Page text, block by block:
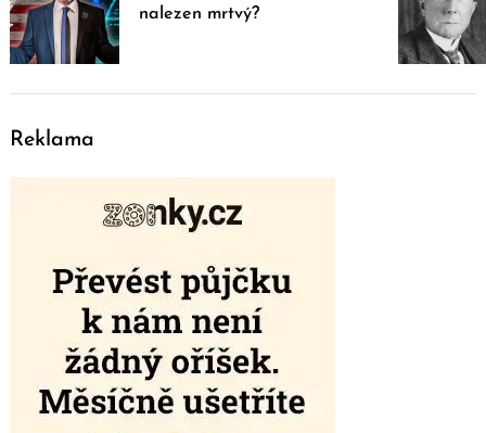
nalezen mrtvý?
Reklama